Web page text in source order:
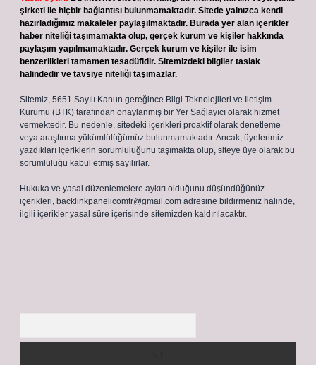
şirketi ile hiçbir bağlantısı bulunmamaktadır. Sitede yalnızca kendi
hazırladığımız makaleler paylaşılmaktadır. Burada yer alan içerikler
haber niteliği taşımamakta olup, gerçek kurum ve kişiler hakkında
paylaşım yapılmamaktadır. Gerçek kurum ve kişiler ile isim
benzerlikleri tamamen tesadüfidir. Sitemizdeki bilgiler taslak
halindedir ve tavsiye niteliği taşımazlar.
Sitemiz, 5651 Sayılı Kanun gereğince Bilgi Teknolojileri ve İletişim
Kurumu (BTK) tarafından onaylanmış bir Yer Sağlayıcı olarak hizmet
vermektedir. Bu nedenle, sitedeki içerikleri proaktif olarak denetleme
veya araştırma yükümlülüğümüz bulunmamaktadır. Ancak, üyelerimiz
yazdıkları içeriklerin sorumluluğunu taşımakta olup, siteye üye olarak bu
sorumluluğu kabul etmiş sayılırlar.
Hukuka ve yasal düzenlemelere aykırı olduğunu düşündüğünüz
içerikleri, backlinkpanelicomtr@gmail.com adresine bildirmeniz halinde,
ilgili içerikler yasal süre içerisinde sitemizden kaldırılacaktır.